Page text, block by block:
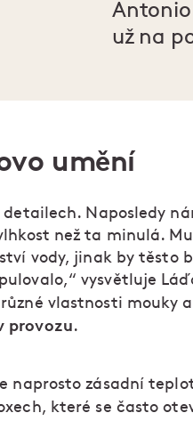
Antonio
už na
umění
detailech. Naposledy
než ta minulá.
vody, jinak by těsto
vysvětluje
vlastnosti mouky a
provozu.
naprosto zásadní
které se často